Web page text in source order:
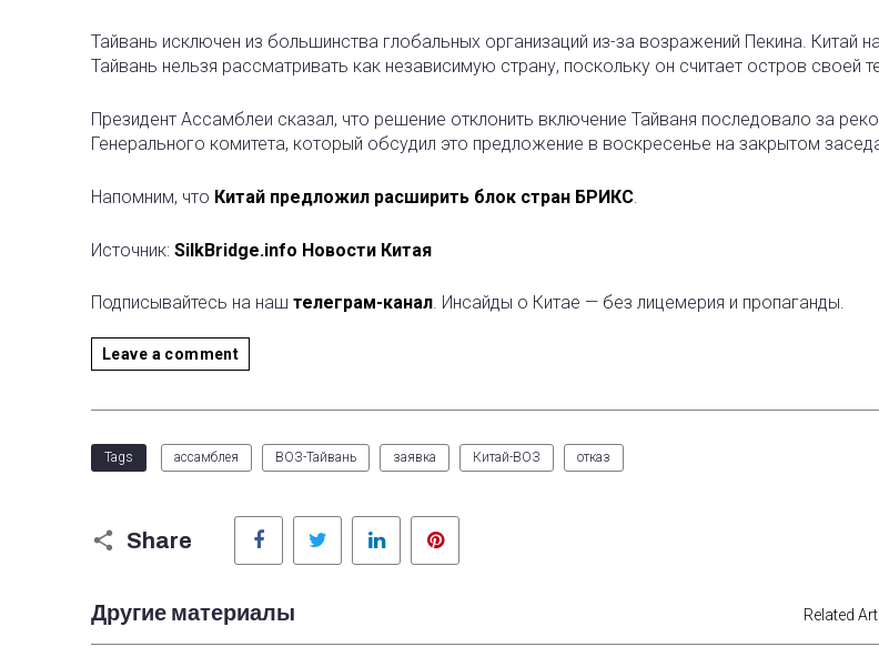
Тайвань исключен из большинства глобальных организаций из-за возражений Пекина. Китай
Тайвань нельзя рассматривать как независимую страну, поскольку он считает остров своей
Президент Ассамблеи сказал, что решение отклонить включение Тайваня последовало за
Генерального комитета, который обсудил это предложение в воскресенье на закрытом
Напомним, что Китай предложил расширить блок стран БРИКС.
Источник: SilkBridge.info Новости Китая
Подписывайтесь на наш телеграм-канал. Инсайды о Китае — без лицемерия и пропаганды.
Leave a comment
Tags ассамблея ВОЗ-Тайвань заявка Китай-ВОЗ отказ
Share
Facebook Twitter LinkedIn
Другие материалы Related